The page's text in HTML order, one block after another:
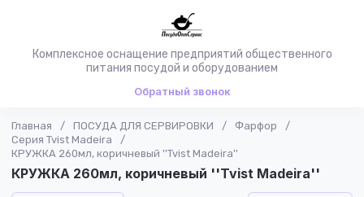
Комплексное оснащение предприятий общественного
питания посудой и оборудованием
Обратный звонок
Главная / ПОСУДА ДЛЯ СЕРВИРОВКИ / Фарфор
/
Серия Tvist Madeira
/
КРУЖКА 260мл, коричневый ''Tvist Madeira''
КРУЖКА 260мл, коричневый ''Tvist Madeira''